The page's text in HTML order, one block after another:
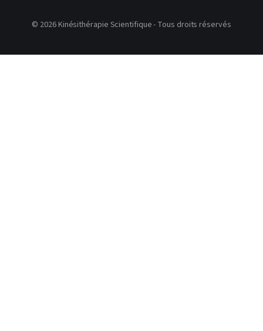
© 2026 Kinésithérapie Scientifique - Tous droits réservés